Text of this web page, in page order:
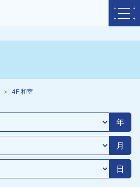
4F 和室
年
月
日